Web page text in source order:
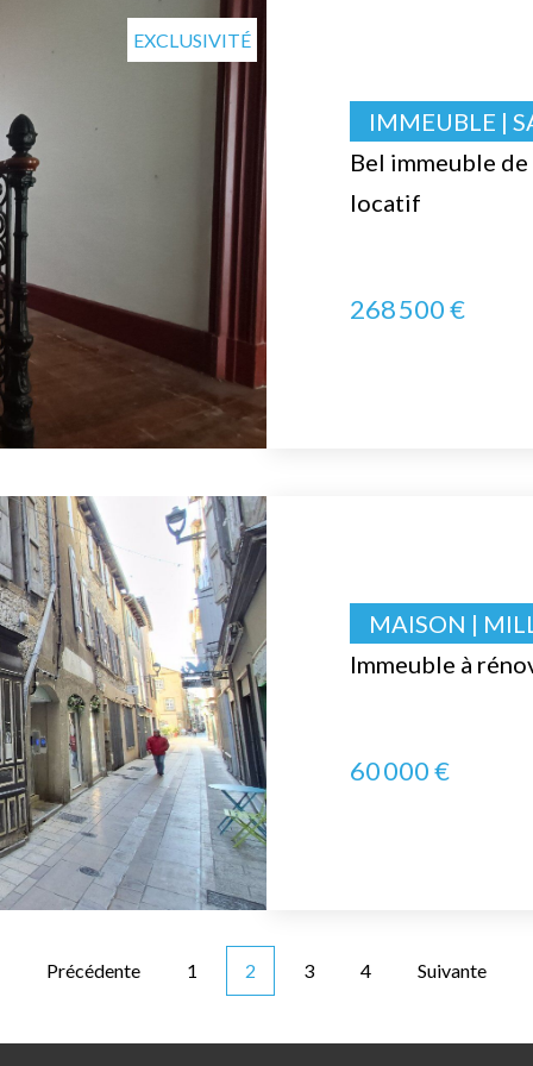
EXCLUSIVITÉ
Bel immeuble
locatif
IMMEUBLE |
268 500 €
Immeuble à
MAISON |
60 000 €
Précédente 1 2 3 4 Suivante